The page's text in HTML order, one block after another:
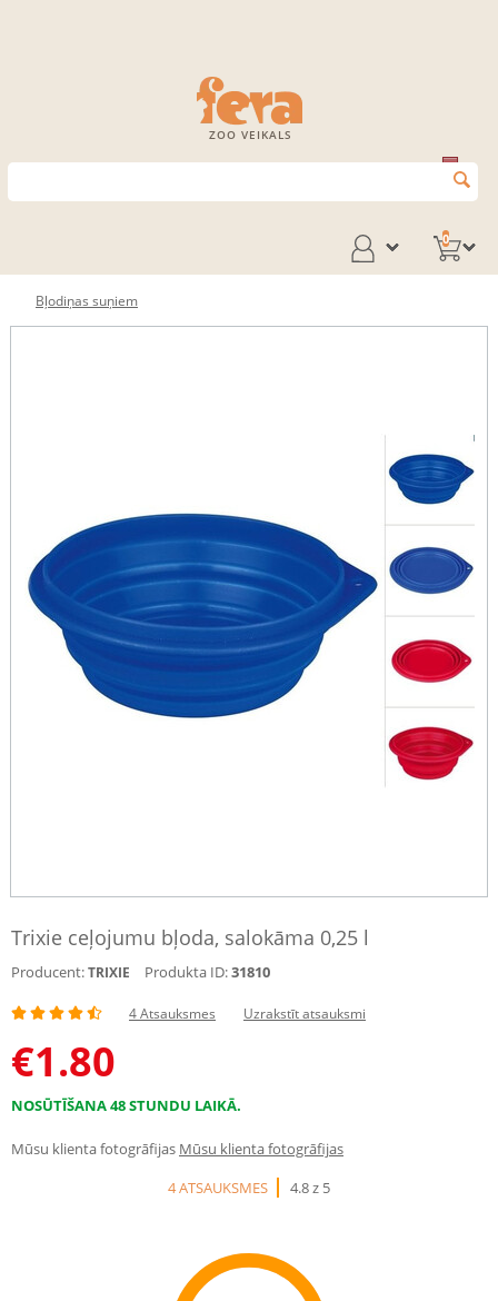
ZOO VEIKALS
0
Bļodiņas suņiem
Trixie ceļojumu bļoda, salokāma 0,25 l
Producent:TRIXIE Produkta ID:31810
4 Atsauksmes Uzrakstīt atsauksmi
€1.80
NOSŪTĪŠANA 48 STUNDU LAIKĀ.
Mūsu klienta fotogrāfijas Mūsu klienta fotogrāfijas
4 ATSAUKSMES
4.8 z 5